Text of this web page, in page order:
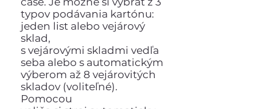
typov podávania kartónu:
jeden list alebo vejárový
sklad,
s vejárovými skladmi vedľa
seba alebo s automatickým
výberom až 8 vejárovitých
skladov (voliteľné).
Pomocou